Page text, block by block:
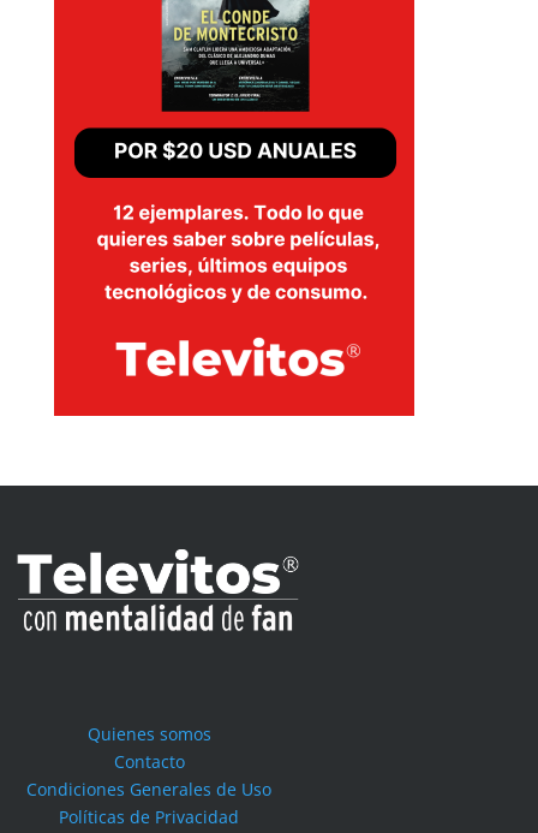
EVENTOS
Quienes somos
Contacto
Condiciones Generales de Uso
Políticas de Privacidad